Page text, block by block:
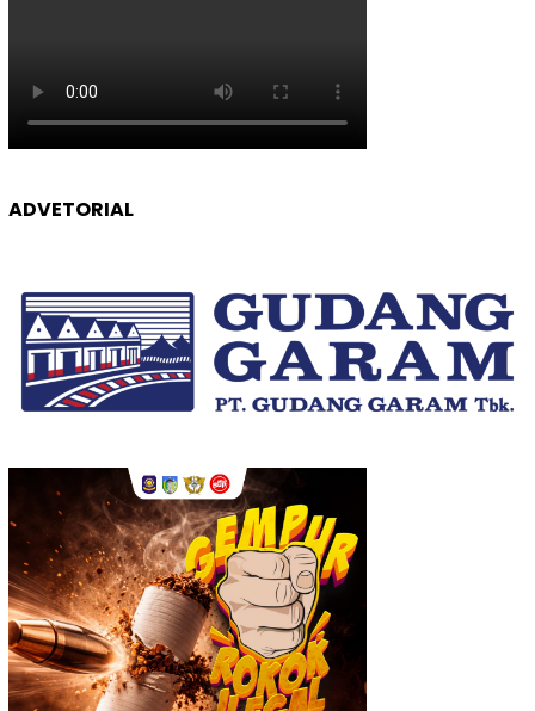
ADVETORIAL